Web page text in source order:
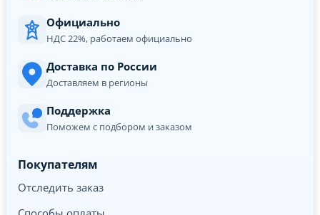
Официально
НДС 22%, работаем официально
Доставка по России
Доставляем в регионы
Поддержка
Поможем с подбором и заказом
Покупателям
Отследить заказ